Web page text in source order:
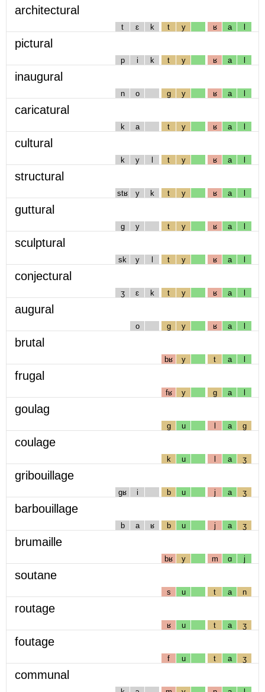
architectural
t ɛ k t y ʁ a l
pictural
p i k t y ʁ a l
inaugural
n o g y ʁ a l
caricatural
k a t y ʁ a l
cultural
k y l t y ʁ a l
structural
stʁ y k t y ʁ a l
guttural
g y t y ʁ a l
sculptural
sk y l t y ʁ a l
conjectural
ʒ ɛ k t y ʁ a l
augural
o g y ʁ a l
brutal
bʁ y t a l
frugal
fʁ y g a l
goulag
g u l a g
coulage
k u l a ʒ
gribouillage
gʁ i b u j a ʒ
barbouillage
b a ʁ b u j a ʒ
brumaille
bʁ y m ɑ j
soutane
s u t a n
routage
ʁ u t a ʒ
foutage
f u t a ʒ
communal